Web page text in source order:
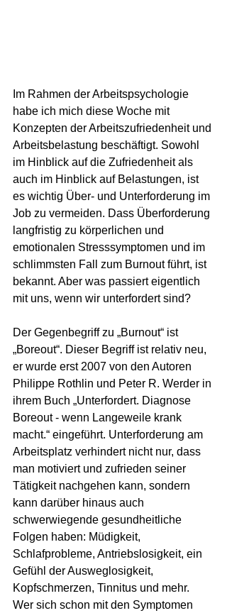
Im Rahmen der Arbeitspsychologie
habe ich mich diese Woche mit
Konzepten der Arbeitszufriedenheit und
Arbeitsbelastung beschäftigt. Sowohl
im Hinblick auf die Zufriedenheit als
auch im Hinblick auf Belastungen, ist
es wichtig Über- und Unterforderung im
Job zu vermeiden. Dass Überforderung
langfristig zu körperlichen und
emotionalen Stresssymptomen und im
schlimmsten Fall zum Burnout führt, ist
bekannt. Aber was passiert eigentlich
mit uns, wenn wir unterfordert sind?
Der Gegenbegriff zu „Burnout“ ist
„Boreout“. Dieser Begriff ist relativ neu,
er wurde erst 2007 von den Autoren
Philippe Rothlin und Peter R. Werder in
ihrem Buch „Unterfordert. Diagnose
Boreout - wenn Langeweile krank
macht.“ eingeführt. Unterforderung am
Arbeitsplatz verhindert nicht nur, dass
man motiviert und zufrieden seiner
Tätigkeit nachgehen kann, sondern
kann darüber hinaus auch
schwerwiegende gesundheitliche
Folgen haben: Müdigkeit,
Schlafprobleme, Antriebslosigkeit, ein
Gefühl der Ausweglosigkeit,
Kopfschmerzen, Tinnitus und mehr.
Wer sich schon mit den Symptomen